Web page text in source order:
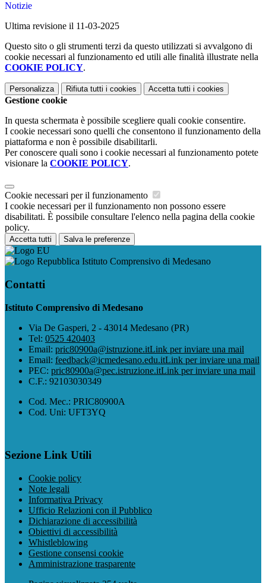
Notizie
Ultima revisione il 11-03-2025
Questo sito o gli strumenti terzi da questo utilizzati si avvalgono di
cookie necessari al funzionamento ed utili alle finalità illustrate nella
COOKIE POLICY.
Personalizza Rifiuta tutti i cookies Accetta tutti i cookies
Gestione cookie
In questa schermata è possibile scegliere quali cookie consentire.
I cookie necessari sono quelli che consentono il funzionamento della
piattaforma e non è possibile disabilitarli.
Per conoscere quali sono i cookie necessari al funzionamento potete
visionare la COOKIE POLICY.
Cookie necessari per il funzionamento
I cookie necessari per il funzionamento non possono essere
disabilitati. È possibile consultare l'elenco nella pagina della cookie
policy.
Accetta tutti Salva le preferenze
Istituto Comprensivo di Medesano
Contatti
Istituto Comprensivo di Medesano
Via De Gasperi, 2 - 43014 Medesano (PR)
Tel: 0525 420403
Email: pric80900a@istruzione.itLink per inviare una mail
Email: feedback@icmedesano.edu.itLink per inviare una mail
PEC: pric80900a@pec.istruzione.itLink per inviare una mail
C.F.: 92103030349
Cod. Mec.: PRIC80900A
Cod. Uni: UFT3YQ
Sezione Link Utili
Cookie policy
Note legali
Informativa Privacy
Ufficio Relazioni con il Pubblico
Dichiarazione di accessibilità
Obiettivi di accessibilità
Whistleblowing
Gestione consensi cookie
Amministrazione trasparente